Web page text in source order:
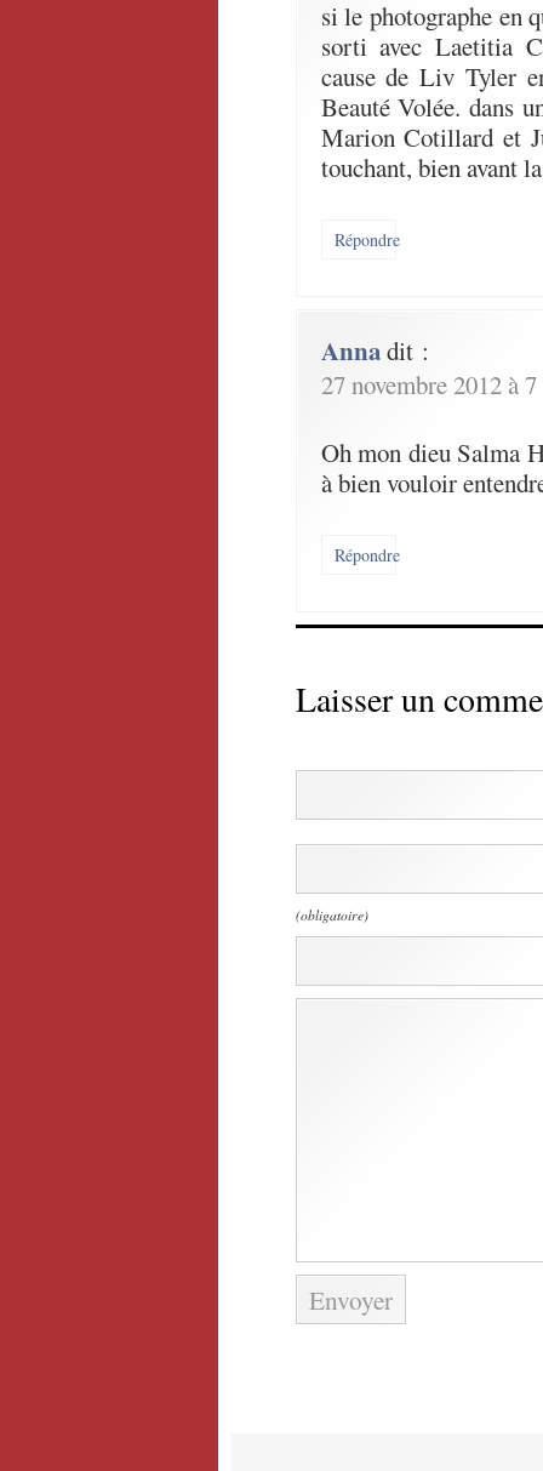
si le photographe en
sorti avec Laetitia
cause de Liv Tyler
Beauté Volée. dans
Marion Cotillard et
touchant, bien avant
Répondre
Annadit :
27 novembre 2012 à
Oh mon dieu Salma
à bien vouloir
Répondre
Laisser un
(obligatoire)